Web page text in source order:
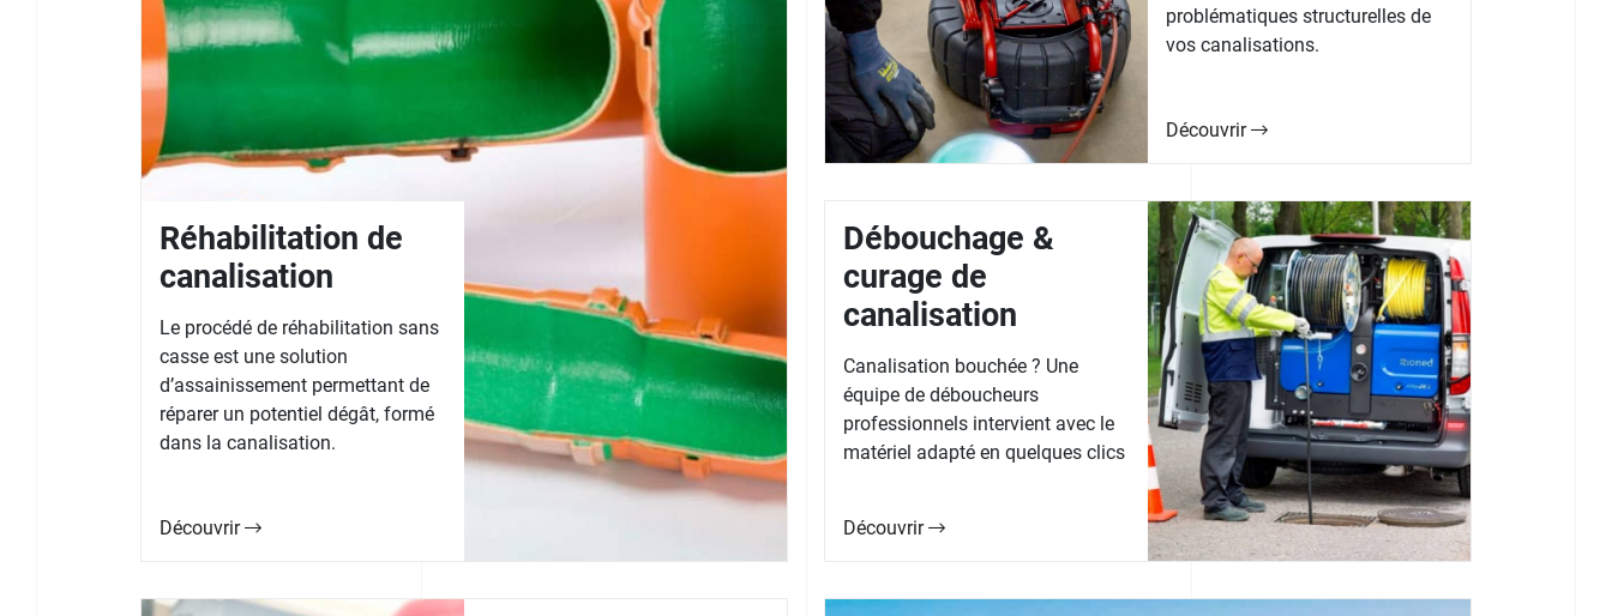
Réhabilitation de
canalisation
Le procédé de réhabilitation sans
casse est une solution
d’assainissement permettant de
réparer un potentiel dégât, formé
dans la canalisation.
Découvrir
problématiques structurelles de
vos canalisations.
Découvrir
Débouchage &
curage de
canalisation
Canalisation bouchée ? Une
équipe de déboucheurs
professionnels intervient avec le
matériel adapté en quelques clics
Découvrir